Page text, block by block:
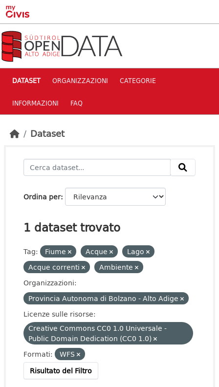
Skip to main content
DATASET ORGANIZZAZIONI CATEGORIE
INFORMAZIONI FAQ
Dataset
Ordina per
1 dataset trovato
Tag: Fiume Acque
Lago
Acque correnti
Ambiente
Organizzazioni:
Provincia Autonoma di Bolzano - Alto Adige
Licenze sulle risorse:
Creative Commons CC0 1.0 Universale -
Public Domain Dedication (CC0 1.0)
Formati:
WFS
Risultato del Filtro